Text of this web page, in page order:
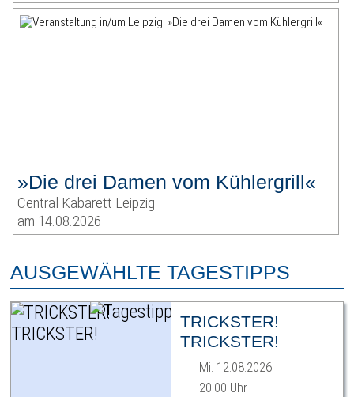
»Die drei Damen vom Kühlergrill«
Central Kabarett Leipzig
am 14.08.2026
AUSGEWÄHLTE TAGESTIPPS
TRICKSTER!
TRICKSTER!
Mi. 12.08.2026
20:00 Uhr